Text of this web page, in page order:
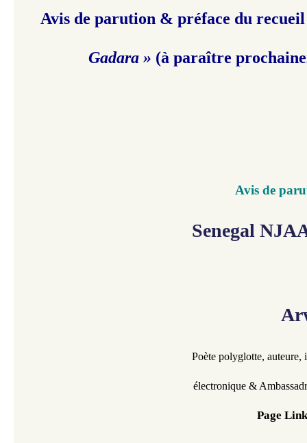
Avis de parution & préface du
Gadara » (à paraître
Avis de
Senegal
Poète polyglotte, auteure,
électronique &
Page